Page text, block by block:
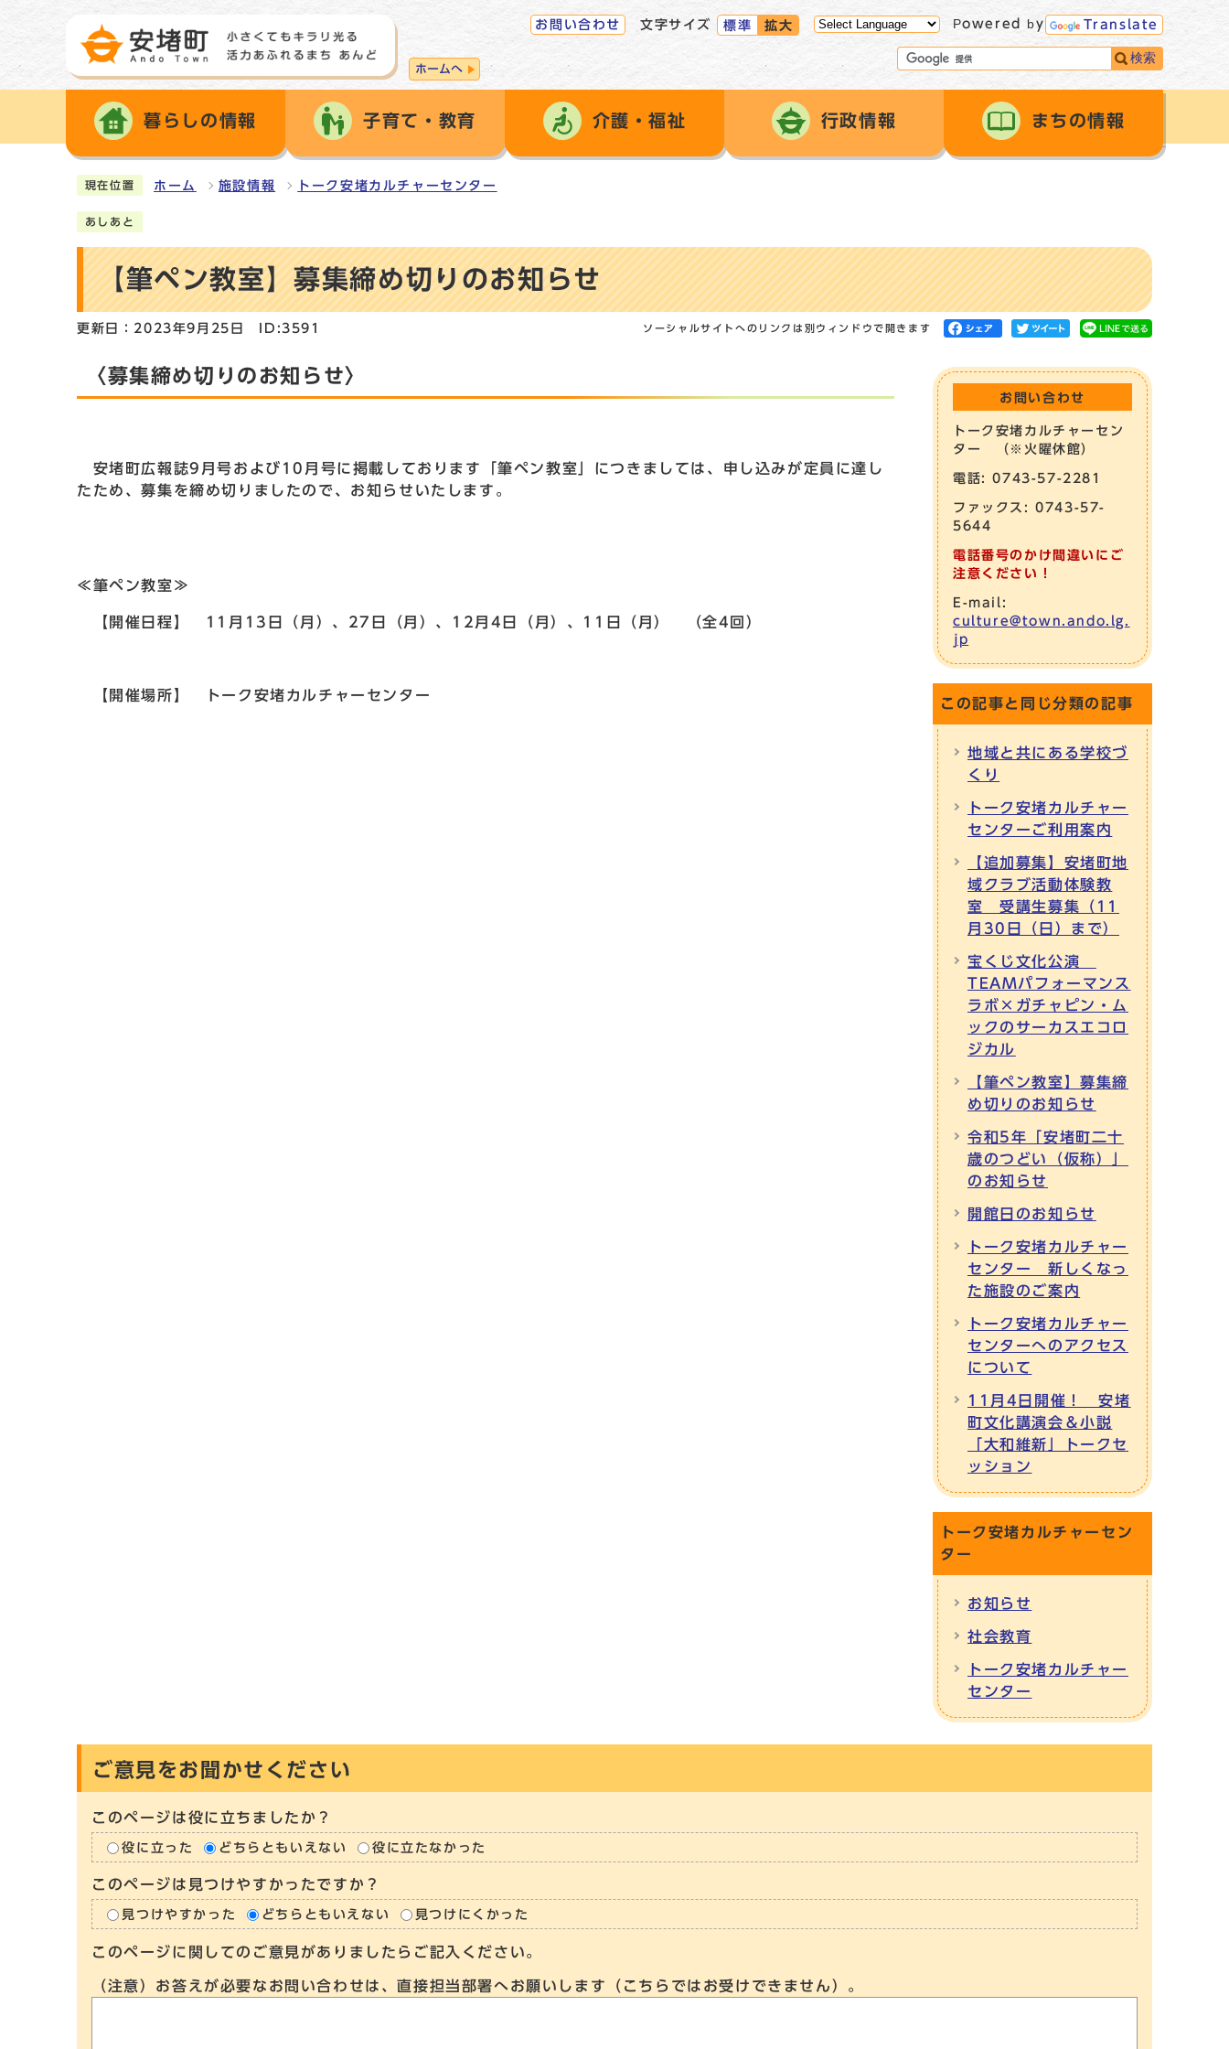
ホームへ
お問い合わせ 文字サイズ 標準 拡大 Powered by Translate
検索
暮らしの情報 子育て・教育 介護・福祉 行政情報 まちの情報
現在位置 ホーム 施設情報 トーク安堵カルチャーセンター
あしあと
【筆ペン教室】募集締め切りのお知らせ
更新日：2023年9月25日 ID:3591 ソーシャルサイトへのリンクは別ウィンドウで開きます
〈募集締め切りのお知らせ〉
安堵町広報誌9月号および10月号に掲載しております「筆ペン教室」につきましては、申し込みが定員に達し
たため、募集を締め切りましたので、お知らせいたします。
≪筆ペン教室≫
【開催日程】 11月13日（月）、27日（月）、12月4日（月）、11日（月） （全4回）
【開催場所】 トーク安堵カルチャーセンター
お問い合わせ
トーク安堵カルチャーセン
ター （※火曜休館）
電話: 0743-57-2281
ファックス: 0743-57-
5644
電話番号のかけ間違いにご
注意ください！
E-mail:
culture@town.ando.lg.
jp
この記事と同じ分類の記事
地域と共にある学校づ
くり
トーク安堵カルチャー
センターご利用案内
【追加募集】安堵町地
域クラブ活動体験教
室 受講生募集（11
月30日（日）まで）
宝くじ文化公演
TEAMパフォーマンス
ラボ×ガチャピン・ム
ックのサーカスエコロ
ジカル
【筆ペン教室】募集締
め切りのお知らせ
令和5年「安堵町二十
歳のつどい（仮称）」
のお知らせ
開館日のお知らせ
トーク安堵カルチャー
センター 新しくなっ
た施設のご案内
トーク安堵カルチャー
センターへのアクセス
について
11月4日開催！ 安堵
町文化講演会＆小説
「大和維新」トークセ
ッション
トーク安堵カルチャーセン
ター
お知らせ
社会教育
トーク安堵カルチャー
センター
ご意見をお聞かせください
このページは役に立ちましたか？
役に立った どちらともいえない 役に立たなかった
このページは見つけやすかったですか？
見つけやすかった どちらともいえない 見つけにくかった
このページに関してのご意見がありましたらご記入ください。
（注意）お答えが必要なお問い合わせは、直接担当部署へお願いします（こちらではお受けできません）。